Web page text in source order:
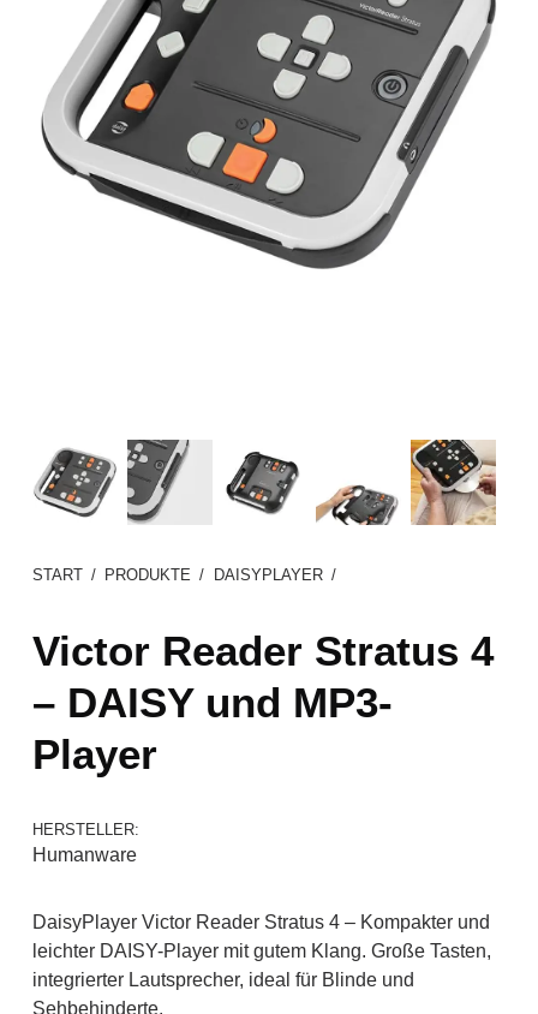
START / PRODUKTE / DAISYPLAYER /
Victor Reader Stratus 4
– DAISY und MP3-
Player
HERSTELLER:
Humanware
DaisyPlayer Victor Reader Stratus 4 – Kompakter und
leichter DAISY-Player mit gutem Klang. Große Tasten,
integrierter Lautsprecher, ideal für Blinde und
Sehbehinderte.